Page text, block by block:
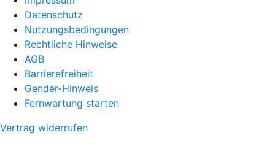
Datenschutz
Nutzungsbedingungen
Rechtliche Hinweise
AGB
Barrierefreiheit
Gender-Hinweis
Fernwartung starten
Vertrag widerrufen